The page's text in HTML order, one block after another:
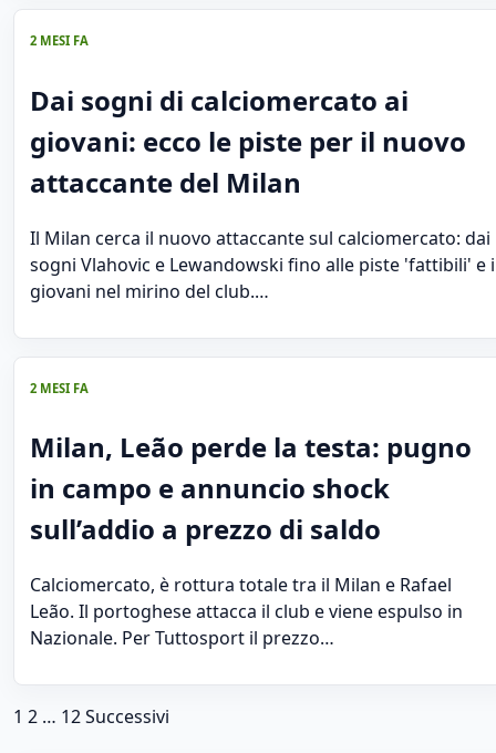
2 MESI FA
Dai sogni di calciomercato ai
giovani: ecco le piste per il nuovo
attaccante del Milan
Il Milan cerca il nuovo attaccante sul calciomercato: dai
sogni Vlahovic e Lewandowski fino alle piste 'fattibili' e i
giovani nel mirino del club.…
2 MESI FA
Milan, Leão perde la testa: pugno
in campo e annuncio shock
sull’addio a prezzo di saldo
Calciomercato, è rottura totale tra il Milan e Rafael
Leão. Il portoghese attacca il club e viene espulso in
Nazionale. Per Tuttosport il prezzo…
Paginazione degli articoli
1 2 … 12Successivi